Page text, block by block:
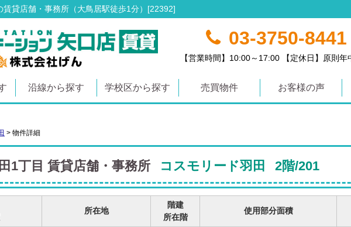
賃貸店舗・事務所（大鳥居駅徒歩1分）[22392]
03-3750-8441
【営業時間】10:00～17:00 【定休日】原則年
沿線から探す 学校区から探す 売買物件 お客様の声
> 物件詳細
1丁目 賃貸店舗・事務所 コスモリード羽田 2階/201
所在地
階建
所在階
使用部分面積